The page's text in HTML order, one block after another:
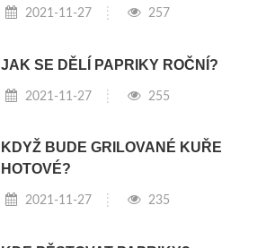
2021-11-27 257
JAK SE DĚLÍ PAPRIKY ROČNÍ?
2021-11-27 255
KDYŽ BUDE GRILOVANÉ KUŘE
HOTOVÉ?
2021-11-27 235